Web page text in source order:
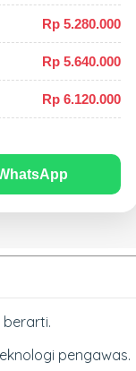
Rp 5.280.000
Rp 5.640.000
Rp 6.120.000
pengawas.